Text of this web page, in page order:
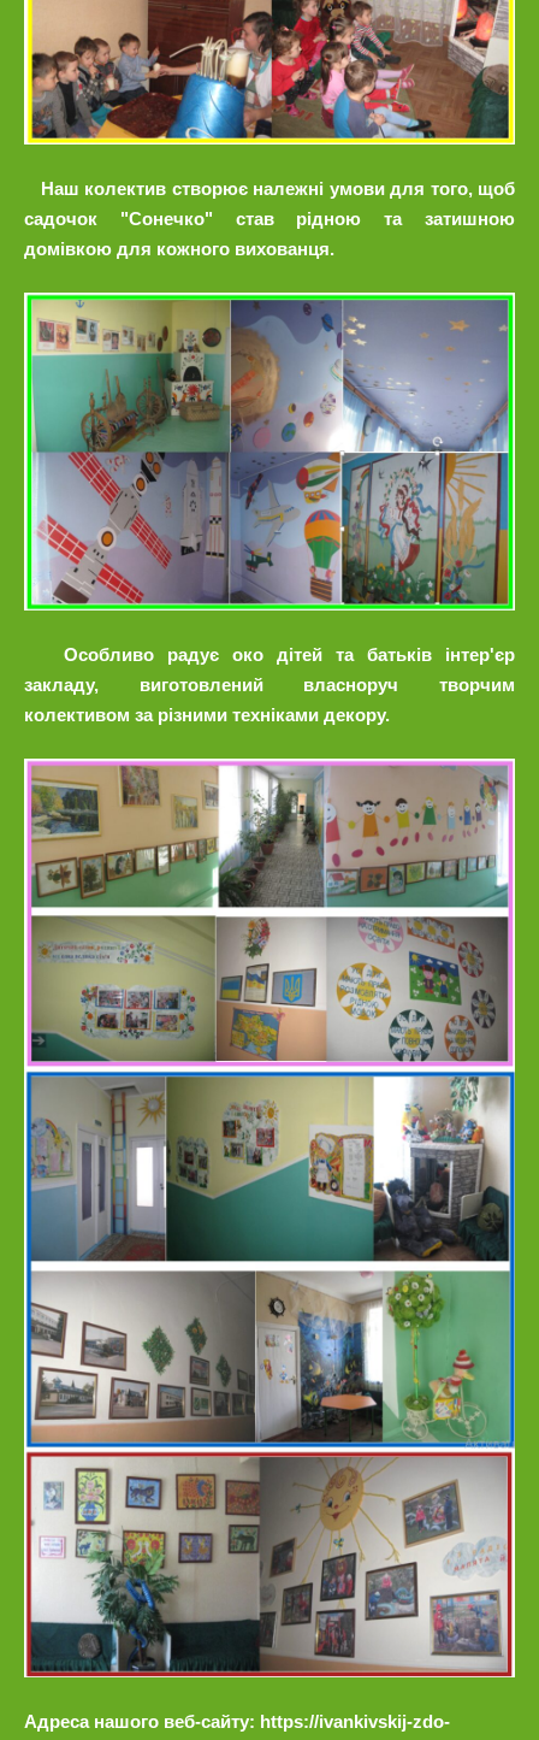
Наш колектив створює належні умови для того, щоб
садочок "Сонечко" став рідною та затишною
домівкою для кожного вихованця.
Особливо радує око дітей та батьків інтер'єр
закладу, виготовлений власноруч творчим
колективом за різними техніками декору.
Адреса нашого веб-сайту: https://ivankivskij-zdo-